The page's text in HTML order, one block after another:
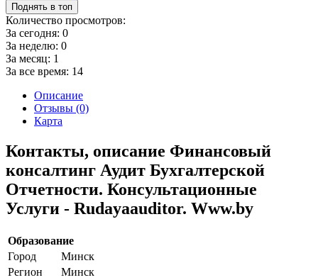
Поднять в топ
Количество просмотров:
За сегодня: 0
За неделю: 0
За месяц: 1
За все время: 14
Описание
Отзывы (0)
Карта
Контакты, описание Финансовый
консалтинг Аудит Бухгалтерской
Отчетности. Консультационные
Услуги - Rudayaauditor. Www.by
Образование
Город
Минск
Регион
Минск